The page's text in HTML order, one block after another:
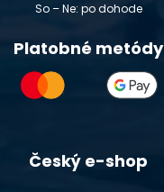
So – Ne: po dohode
Platobné metódy
Český e-shop